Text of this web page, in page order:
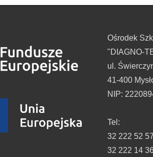
Ośrodek
"DIAGNO-
ul.
41-400
NIP:
Tel:
32 222 52
32 222 14